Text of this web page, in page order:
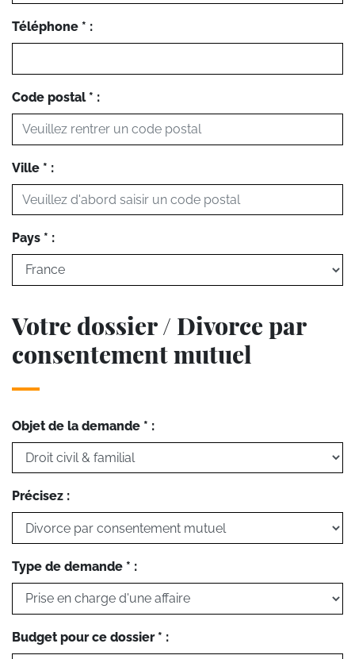
Téléphone * :
Code postal * :
Ville * :
Pays * :
Votre dossier / Divorce par
consentement mutuel
Objet de la demande * :
Précisez :
Type de demande * :
Budget pour ce dossier * :